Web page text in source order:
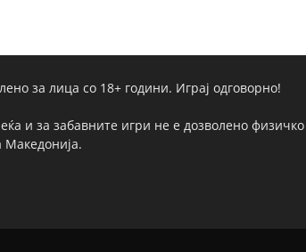
за лица со 18+ години. Играј одговорно!
и за забавните игри не е дозволено
Македонија.